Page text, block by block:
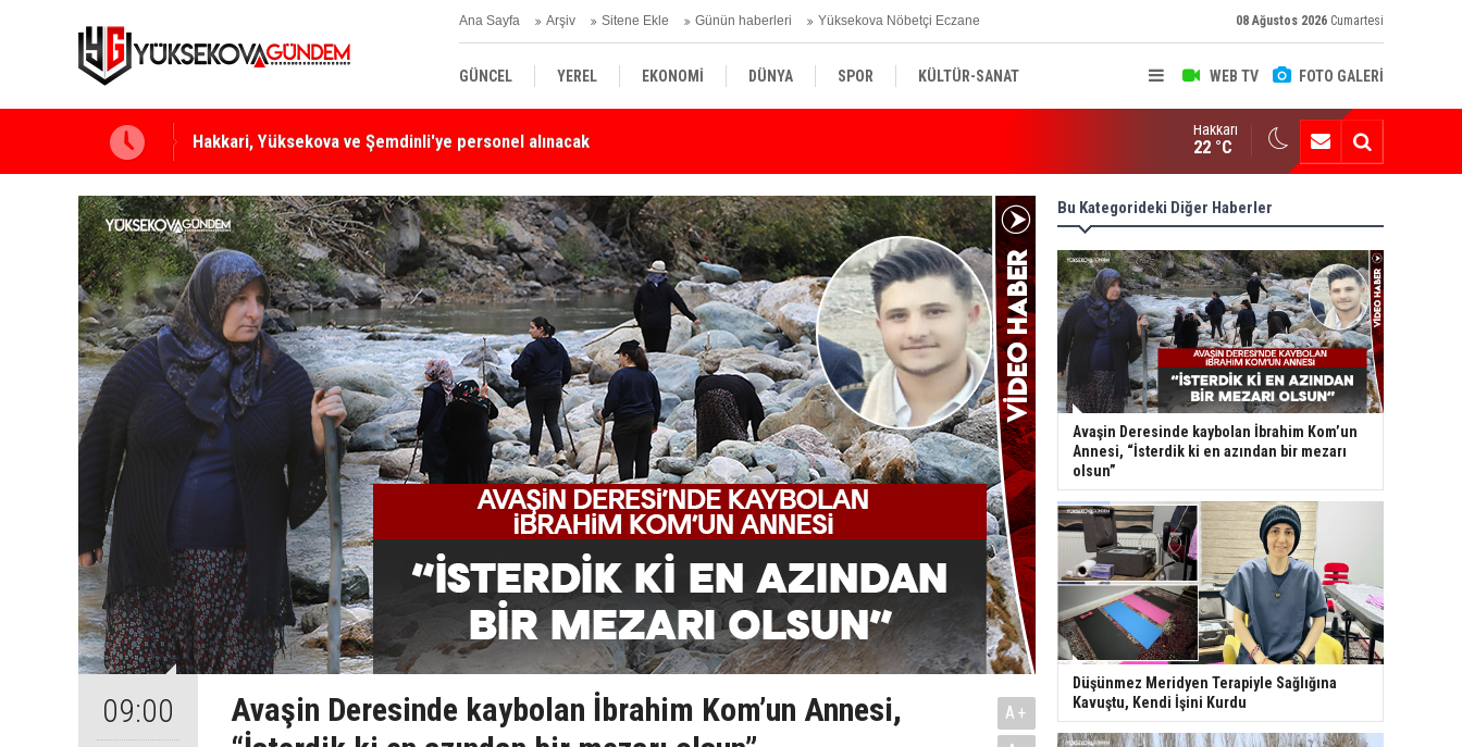
Ana Sayfa Arşiv Sitene Ekle Günün haberleri Yüksekova Nöbetçi Eczane 08 Ağustos 2026 Cumartesi
WEB TV FOTO GALERİ
GÜNCEL YEREL EKONOMİ DÜNYA SPOR KÜLTÜR-SANAT
SİYASET TEKNOLOJİ
Yüksekova Ziraat Odası'ndan Yangınlara Karşı Duyarlılık Çağrısı Yüksekova'nın Sanayi Geleceği Masaya Yatırıldı
Hakkari
22 °C
09:00
Avaşin Deresinde kaybolan İbrahim Kom’un Annesi,
A+
Bu Kategorideki Diğer Haberler
Avaşin Deresinde kaybolan İbrahim Kom’un
Annesi, “İsterdik ki en azından bir mezarı
olsun”
Düşünmez Meridyen Terapiyle Sağlığına
Kavuştu, Kendi İşini Kurdu